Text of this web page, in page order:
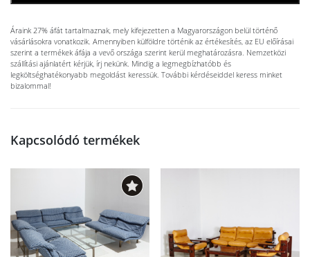
Áraink 27% áfát tartalmaznak, mely kifejezetten a Magyarországon belül történő
vásárlásokra vonatkozik. Amennyiben külföldre történik az értékesítés, az EU előírásai
szerint a termékek áfája a vevő országa szerint kerül meghatározásra. Nemzetközi
szállítási ajánlatért kérjük, írj nekünk. Mindig a legmegbízhatóbb és
legköltséghatékonyabb megoldást keressük. További kérdéseiddel keress minket
bizalommal!
Kapcsolódó termékek